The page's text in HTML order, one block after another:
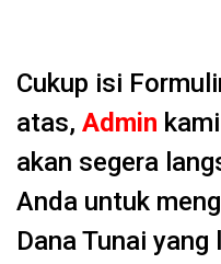
Cukup isi
atas, Admin
akan segera
Anda untuk
Dana Tunai